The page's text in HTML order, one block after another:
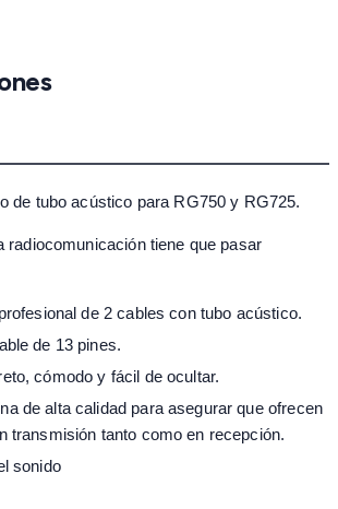
de tubo acústico para RG750 y RG725.
radiocomunicación tiene que pasar
de 2 cables con tubo acústico.
de 13 pines.
cómodo y fácil de ocultar.
de alta calidad para asegurar que ofrecen
transmisión tanto como en recepción.
sonido